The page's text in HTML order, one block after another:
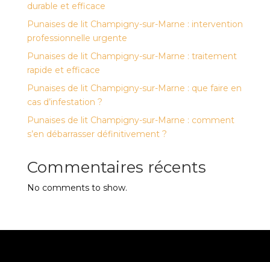
durable et efficace
Punaises de lit Champigny-sur-Marne : intervention
professionnelle urgente
Punaises de lit Champigny-sur-Marne : traitement
rapide et efficace
Punaises de lit Champigny-sur-Marne : que faire en
cas d’infestation ?
Punaises de lit Champigny-sur-Marne : comment
s’en débarrasser définitivement ?
Commentaires récents
No comments to show.